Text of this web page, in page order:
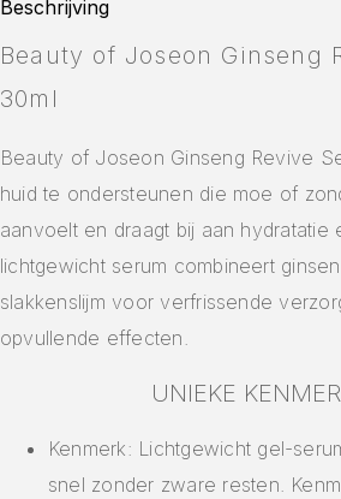
Beschrijving
Beauty of Joseon Ginseng
30ml
Beauty of Joseon Ginseng Revive
huid te ondersteunen die moe of
aanvoelt en draagt bij aan hydratatie
lichtgewicht serum combineert
slakkenslijm voor verfrissende
opvullende effecten.
UNIEKE
Kenmerk: Lichtgewicht gel-
snel zonder zware resten.